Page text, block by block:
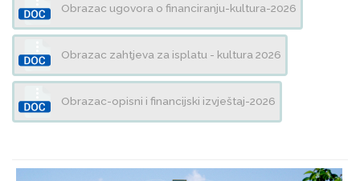
Obrazac ugovora o financiranju-kultura-2026
Obrazac zahtjeva za isplatu - kultura 2026
Obrazac-opisni i financijski izvještaj-2026